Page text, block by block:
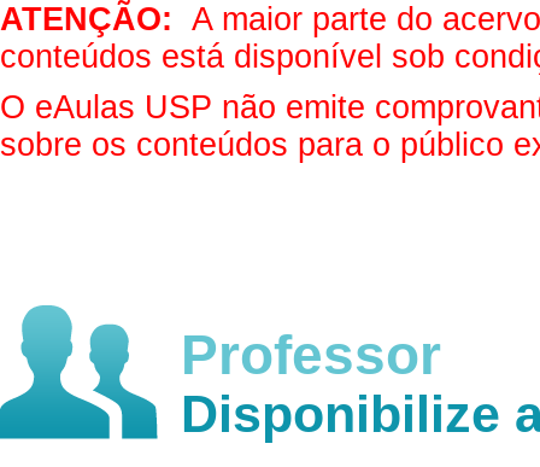
ATENÇÃO: A maior parte do
conteúdos está disponível sob
O eAulas USP não emite
sobre os conteúdos para o público
Professor
Disponibilize